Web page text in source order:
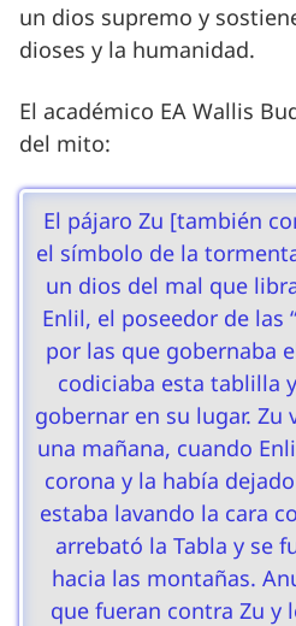
un dios supremo y
dioses y la humanidad.
El académico EA Wallis
del mito:
El pájaro Zu [también
el símbolo de la
un dios del mal que
Enlil, el poseedor de las
por las que gobernaba
codiciaba esta tablilla
gobernar en su lugar.
una mañana, cuando
corona y la había
estaba lavando la cara
arrebató la Tabla y se
hacia las montañas.
que fueran contra Zu y